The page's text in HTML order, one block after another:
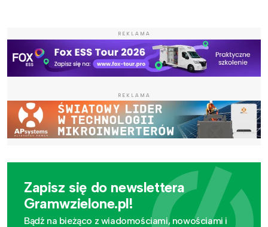
REKLAMA
REKLAMA
Zapisz się do newslettera
Gramwzielone.pl!
Bądź na bieżąco z wiadomościami, nowościami i